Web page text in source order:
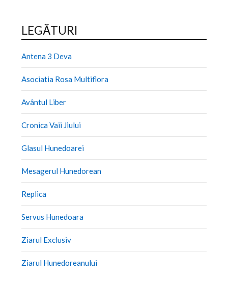
LEGĂTURI
Antena 3 Deva
Asociatia Rosa Multiflora
Avântul Liber
Cronica Vaii Jiului
Glasul Hunedoarei
Mesagerul Hunedorean
Replica
Servus Hunedoara
Ziarul Exclusiv
Ziarul Hunedoreanului